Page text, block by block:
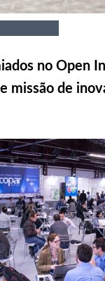
no Open
missão de